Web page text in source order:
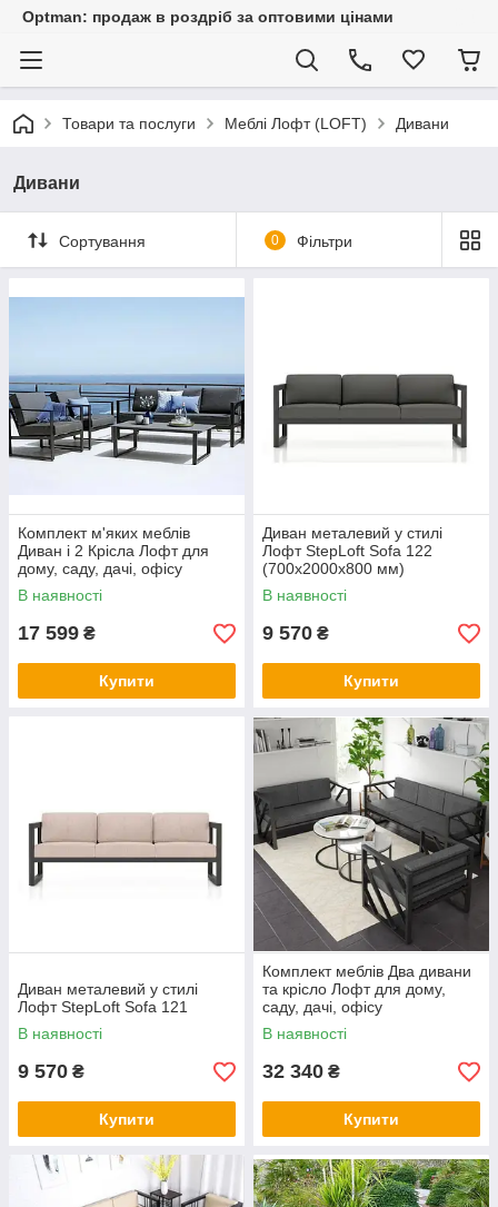
Optman: продаж в роздріб за оптовими цінами
Товари та послуги Меблі Лофт (LOFT) Дивани
Дивани
Сортування 0 Фільтри
Комплект м'яких меблів
Диван і 2 Крісла Лофт для
дому, саду, дачі, офісу
В наявності
17 599 ₴
Купити
Диван металевий у стилі
Лофт StepLoft Sofa 122
(700x2000x800 мм)
В наявності
9 570 ₴
Купити
Диван металевий у стилі
Лофт StepLoft Sofa 121
В наявності
9 570 ₴
Купити
Комплект меблів Два дивани
та крісло Лофт для дому,
саду, дачі, офісу
В наявності
32 340 ₴
Купити